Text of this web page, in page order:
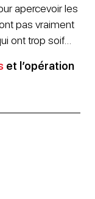
apercevoir les
pas vraiment
ont trop soif…
et l’opération